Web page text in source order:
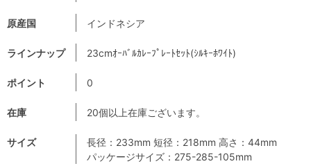
原産国 インドネシア
ラインナップ 23cmｵｰﾊﾞﾙｶﾚｰﾌﾟﾚｰﾄｾｯﾄ(ｼﾙｷｰﾎﾜｲﾄ)
ポイント 0
在庫 20個以上在庫ございます。
サイズ
長径：233mm 短径：218mm 高さ：44mm
パッケージサイズ：275-285-105mm